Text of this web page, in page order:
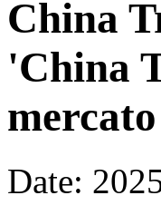
China
'China
Date: